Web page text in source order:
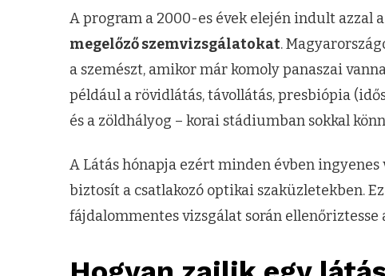
A program a 2000-es évek elején indult azzal
megelőző szemvizsgálatokat.
a szemészt, amikor már komoly panaszai
például a rövidlátás, távollátás, presbiópia
és a zöldhályog – korai stádiumban sokkal
A Látás hónapja ezért minden évben ingyenes
biztosít a csatlakozó optikai szaküzletekben.
fájdalommentes vizsgálat során ellenőriztesse